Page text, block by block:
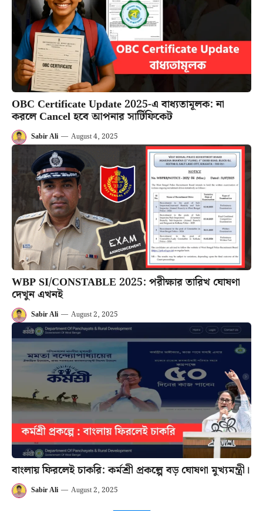
OBC Certificate Update 2025-এ বাধ্যতামূলক: না
করলে Cancel হবে আপনার সার্টিফিকেট
Sabir Ali — August 4, 2025
WBP SI/CONSTABLE 2025: পরীক্ষার তারিখ ঘোষণা
দেখুন এখনই
Sabir Ali — August 2, 2025
বাংলায় ফিরলেই চাকরি: কর্মশ্রী প্রকল্পে বড় ঘোষণা মুখ্যমন্ত্রী।
Sabir Ali — August 2, 2025